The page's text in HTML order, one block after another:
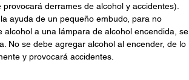
derrames de alcohol y accidentes).
ayuda de un pequeño embudo, para no
alcohol a una lámpara de alcohol encendida, se
No se debe agregar alcohol al encender, de lo
y provocará accidentes.